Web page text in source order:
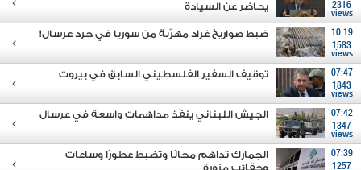
2316
views
يحاضر عن السيادة
10:19
1583
views
ضبط صواريخ غراد مهرّبة من سوريا في جرد عرسال!
07:47
1843
views
توقيف السفير الفلسطيني السابق في بيروت
07:42
1347
views
الجيش اللبناني ينفّذ مداهمات واسعة في عرسال
07:39
1257
الجمارك تداهم محالًا وتضبط عطورًا وساعات
وحقائب مزورة